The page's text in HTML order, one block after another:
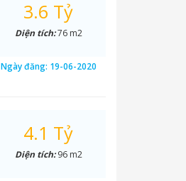
3.6 Tỷ
Diện tích:76 m2
Ngày đăng: 19-06-2020
4.1 Tỷ
Diện tích:96 m2